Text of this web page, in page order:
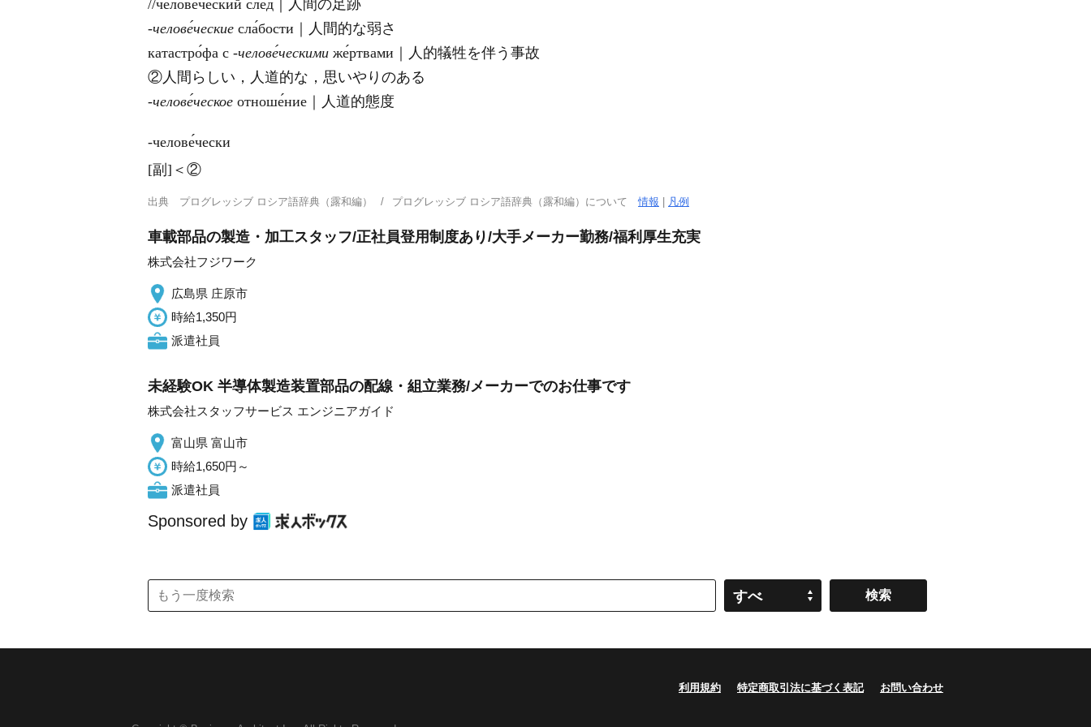
//челове́ческий сле́д｜人間の足跡
‐челове́ческие сла́бости｜人間的な弱さ
катастро́фа с ‐челове́ческими же́ртвами｜人的犠牲を伴う事故
②人間らしい，人道的な，思いやりのある
‐челове́ческое отноше́ние｜人道的態度
‐челове́чески
[副]＜②
出典 プログレッシブ ロシア語辞典（露和編） プログレッシブ ロシア語辞典（露和編）について情報 凡例
車載部品の製造・加工スタッフ/正社員登用制度あり/大手メーカー勤務/福利厚生充実
株式会社フジワーク
広島県 庄原市
時給1,350円
派遣社員
未経験OK 半導体製造装置部品の配線・組立業務/メーカーでのお仕事です
株式会社スタッフサービス エンジニアガイド
富山県 富山市
時給1,650円～
派遣社員
Sponsored by
すべ
利用規約 特定商取引法に基づく表記 お問い合わせ